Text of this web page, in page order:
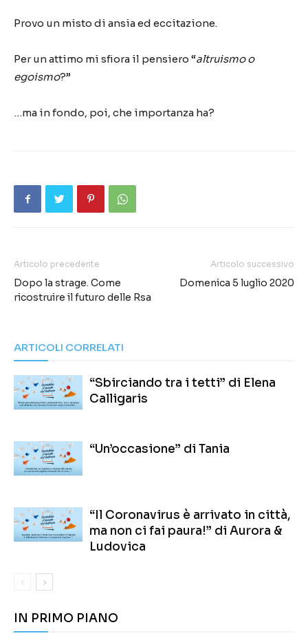
Provo un misto di ansia ed eccitazione.
Per un attimo mi sfiora il pensiero “altruismo o
egoismo?”
…ma in fondo, poi, che importanza ha?
Articolo precedente
Dopo la strage. Come
ricostruire il futuro delle Rsa
Articolo successivo
Domenica 5 luglio 2020
ARTICOLI CORRELATI
“Sbirciando tra i tetti” di Elena
Calligaris
“Un’occasione” di Tania
“Il Coronavirus è arrivato in città,
ma non ci fai paura!” di Aurora &
Ludovica
IN PRIMO PIANO